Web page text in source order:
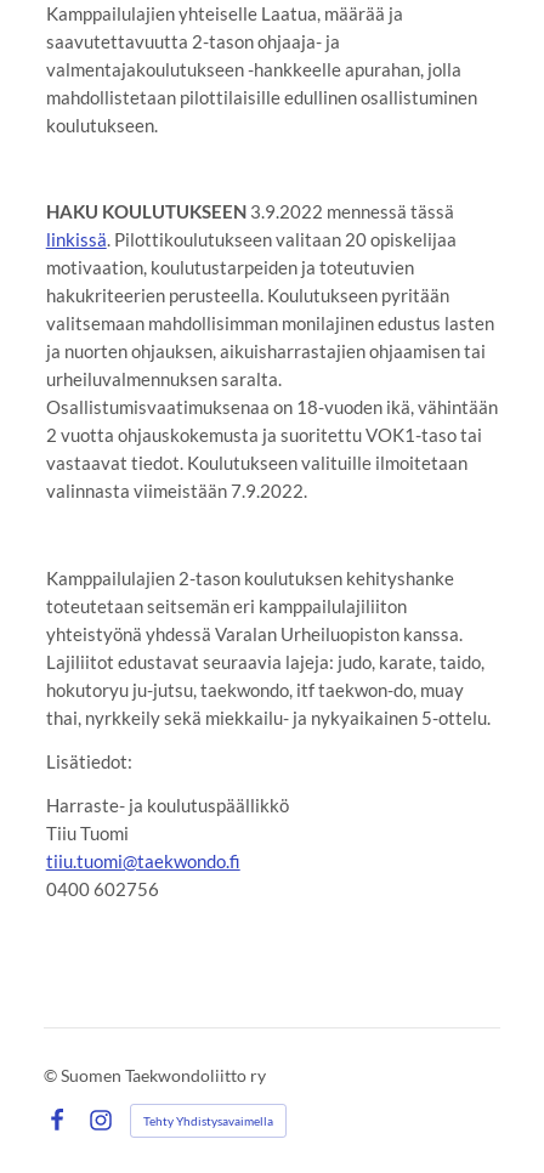
Kamppailulajien yhteiselle Laatua, määrää ja
saavutettavuutta 2-tason ohjaaja- ja
valmentajakoulutukseen -hankkeelle apurahan, jolla
mahdollistetaan pilottilaisille edullinen osallistuminen
koulutukseen.
HAKU KOULUTUKSEEN 3.9.2022 mennessä tässä
linkissä. Pilottikoulutukseen valitaan 20 opiskelijaa
motivaation, koulutustarpeiden ja toteutuvien
hakukriteerien perusteella. Koulutukseen pyritään
valitsemaan mahdollisimman monilajinen edustus lasten
ja nuorten ohjauksen, aikuisharrastajien ohjaamisen tai
urheiluvalmennuksen saralta.
Osallistumisvaatimuksenaa on 18-vuoden ikä, vähintään
2 vuotta ohjauskokemusta ja suoritettu VOK1-taso tai
vastaavat tiedot. Koulutukseen valituille ilmoitetaan
valinnasta viimeistään 7.9.2022.
Kamppailulajien 2-tason koulutuksen kehityshanke
toteutetaan seitsemän eri kamppailulajiliiton
yhteistyönä yhdessä Varalan Urheiluopiston kanssa.
Lajiliitot edustavat seuraavia lajeja: judo, karate, taido,
hokutoryu ju-jutsu, taekwondo, itf taekwon-do, muay
thai, nyrkkeily sekä miekkailu- ja nykyaikainen 5-ottelu.
Lisätiedot:
Harraste- ja koulutuspäällikkö
Tiiu Tuomi
tiiu.tuomi@taekwondo.fi
⁠⁠⁠⁠⁠⁠⁠0400 602756
©Suomen Taekwondoliitto ry
Instagram
Tehty Yhdistysavaimella